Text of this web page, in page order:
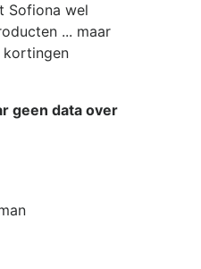
Sofiona wel
... maar
kortingen
geen data over